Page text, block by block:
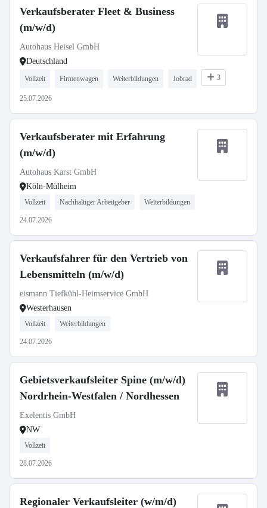
Verkaufsberater Fleet & Business
(m/w/d)
Autohaus Heisel GmbH
Deutschland
Vollzeit Firmenwagen Weiterbildungen Jobrad 3
25.07.2026
Verkaufsberater mit Erfahrung
(m/w/d)
Autohaus Karst GmbH
Köln-Mülheim
Vollzeit Nachhaltiger Arbeitgeber Weiterbildungen
24.07.2026
Verkaufsfahrer für den Vertrieb von
Lebensmitteln (m/w/d)
eismann Tiefkühl-Heimservice GmbH
Westerhausen
Vollzeit Weiterbildungen
24.07.2026
Gebietsverkaufsleiter Spine (m/w/d)
Nordrhein-Westfalen / Nordhessen
Exelentis GmbH
NW
Vollzeit
28.07.2026
Regionaler Verkaufsleiter (w/m/d)